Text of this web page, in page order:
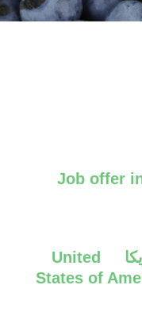
وقت سفارت ایالات متحدۀ آمریکا United
States of